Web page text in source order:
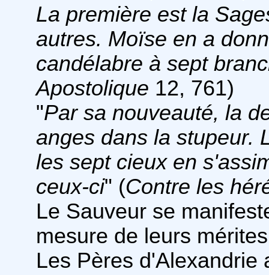
La première est la
autres. Moïse en a
candélabre à sept
Apostolique 12, 761)
"Par sa nouveauté, la
anges dans la stupeur.
les sept cieux en
ceux-ci" (Contre les
Le Sauveur se
mesure de leurs
Les Pères d'Alexandrie